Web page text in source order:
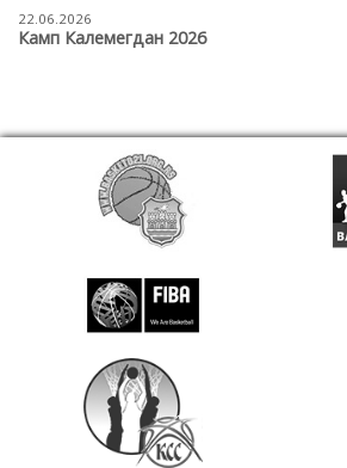
22.06.2026
Камп Калемегдан 2026